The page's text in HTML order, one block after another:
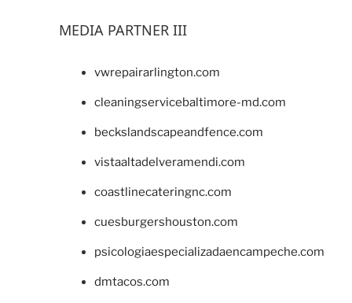
MEDIA PARTNER III
vwrepairarlington.com
cleaningservicebaltimore-md.com
beckslandscapeandfence.com
vistaaltadelveramendi.com
coastlinecateringnc.com
cuesburgershouston.com
psicologiaespecializadaencampeche.com
dmtacos.com